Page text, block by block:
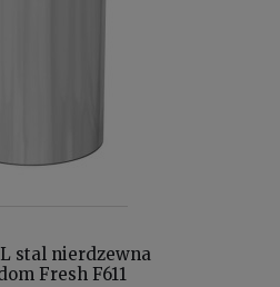
stal nierdzewna
Fresh F611